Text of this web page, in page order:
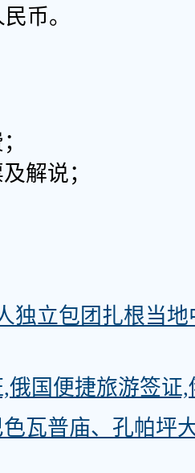
币。
解说；
独立包团扎根当
俄国便捷旅游签证
瓦普庙、孔帕坪